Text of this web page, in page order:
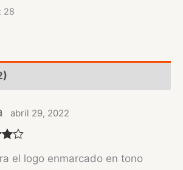
28
5
abril 29, 2022
el logo enmarcado en tono